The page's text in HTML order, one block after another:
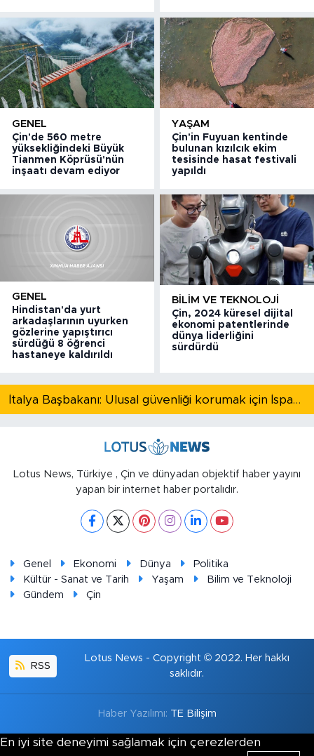
GENEL
Çin'de 560 metre
yüksekliğindeki Büyük
Tianmen Köprüsü'nün
inşaatı devam ediyor
YAŞAM
Çin'in Fuyuan kentinde
bulunan kızılcık ekim
tesisinde hasat festivali
yapıldı
GENEL
Hindistan'da yurt
arkadaşlarının uyurken
gözlerine yapıştırıcı
sürdüğü 8 öğrenci
hastaneye kaldırıldı
BILIM VE TEKNOLOJI
Çin, 2024 küresel dijital
ekonomi patentlerinde
dünya liderliğini
sürdürdü
İtalya Başbakanı: Ulusal güvenliği korumak için İspanya ile Schengen kapsamındaki serbest dolaşımı askıya alıyoruz
Lotus News, Türkiye , Çin ve dünyadan objektif haber yayını
yapan bir internet haber portalıdır.
Genel Ekonomi Dünya
Politika
Kültür - Sanat ve Tarih
Yaşam
Bilim ve Teknoloji
Gündem
Çin
RSS
Lotus News - Copyright © 2022. Her hakkı
saklıdır.
Haber Yazılımı: TE Bilişim
En iyi site deneyimi sağlamak için çerezlerden